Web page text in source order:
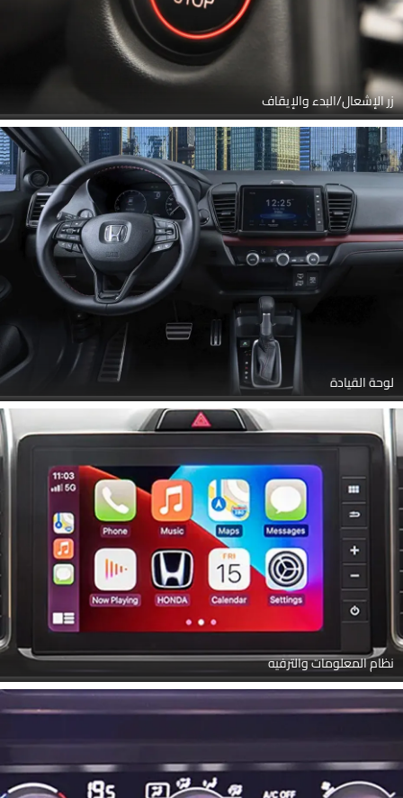
زر الإشعال/البدء والإيقاف
لوحة القيادة
نظام المعلومات والترفيه